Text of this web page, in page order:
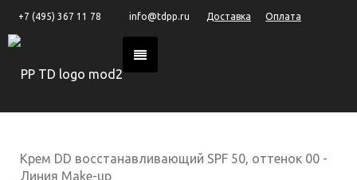
+7 (495) 367 11 78 info@tdpp.ru Доставка Оплата
Крем DD восстанавливающий SPF 50, оттенок 00 -
Линия Make-up